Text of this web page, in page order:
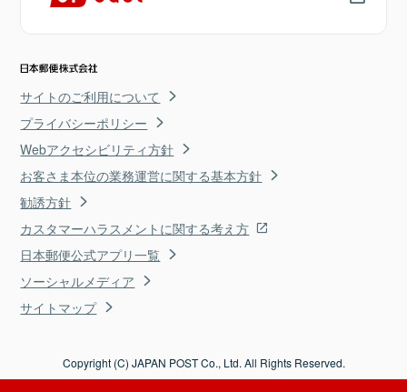
サイトのご利用について
プライバシーポリシー
Webアクセシビリティ方針
お客さま本位の業務運営に関する基本方針
勧誘方針
カスタマーハラスメントに関する考え方
日本郵便公式アプリ一覧
ソーシャルメディア
サイトマップ
Copyright (C) JAPAN POST Co., Ltd. All Rights Reserved.